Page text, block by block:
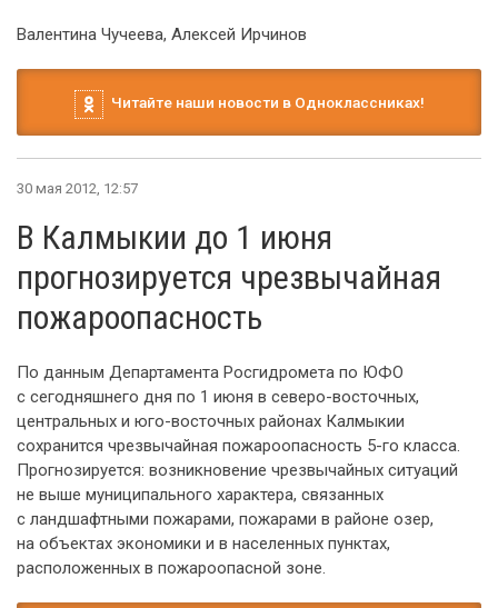
Валентина Чучеева, Алексей Ирчинов
Читайте наши новости в Одноклассниках!
30 мая 2012, 12:57
В Калмыкии до 1 июня
прогнозируется чрезвычайная
пожароопасность
По данным Департамента Росгидромета по ЮФО
с сегодняшнего дня по 1 июня в северо-восточных,
центральных и юго-восточных районах Калмыкии
сохранится чрезвычайная пожароопасность 5-го класса.
Прогнозируется: возникновение чрезвычайных ситуаций
не выше муниципального характера, связанных
с ландшафтными пожарами, пожарами в районе озер,
на объектах экономики и в населенных пунктах,
расположенных в пожароопасной зоне.